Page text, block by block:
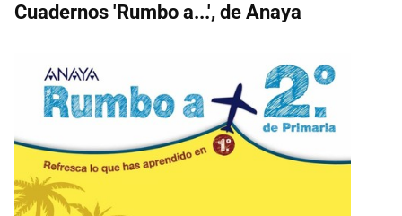
Cuadernos 'Rumbo a...', de Anaya